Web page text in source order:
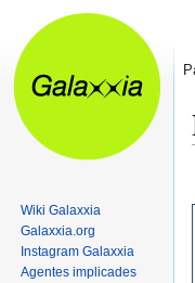
Wiki Galaxxia
Galaxxia.org
Instagram Galaxxia
Agentes implicades